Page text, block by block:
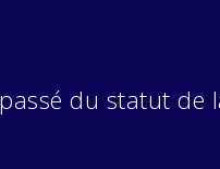
du statut